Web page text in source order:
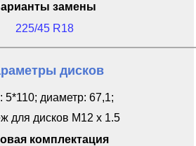
замены
225/45 R18
дисков
5*110; диаметр: 67,1;
для дисков M12 x 1.5
комплектация